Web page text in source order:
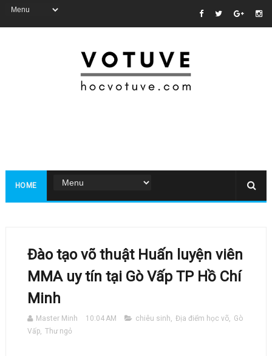
HOME
Đào tạo võ thuật Huấn luyện viên
MMA uy tín tại Gò Vấp TP Hồ Chí
Minh
Master Minh 10:04 AM chiêu sinh, Địa điểm học võ, Gò
Vấp, Thư ngỏ